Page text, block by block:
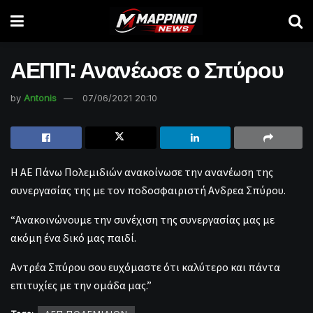
ΑΕΠΠ: Ανανέωσε ο Σπύρου
by Antonis 07/06/2021 20:10
Η ΑΕ Πάνω Πολεμιδιών ανακοίνωσε την ανανέωση της
συνεργασίας της με τον ποδοσφαιριστή Ανδρεα Σπύρου.
“Ανακοινώνουμε την συνέχιση της συνεργασίας μας με
ακόμη ένα δικό μας παιδί.
Αντρέα Σπύρου σου ευχόμαστε ότι καλύτερο και πάντα
επιτυχίες με την ομάδα μας.”